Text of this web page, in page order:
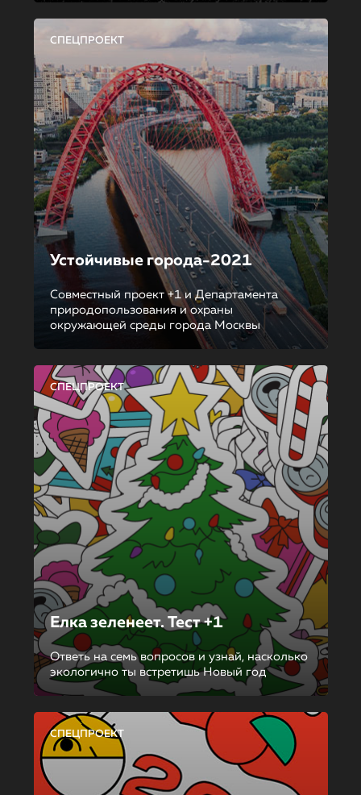
СПЕЦПРОЕКТ
Устойчивые города-2021
Совместный проект +1 и Департамента
природопользования и охраны
окружающей среды города Москвы
СПЕЦПРОЕКТ
Елка зеленеет. Тест +1
Ответь на семь вопросов и узнай, насколько
экологично ты встретишь Новый год
СПЕЦПРОЕКТ